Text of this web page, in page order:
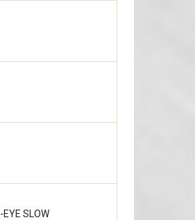
EYE SLOW